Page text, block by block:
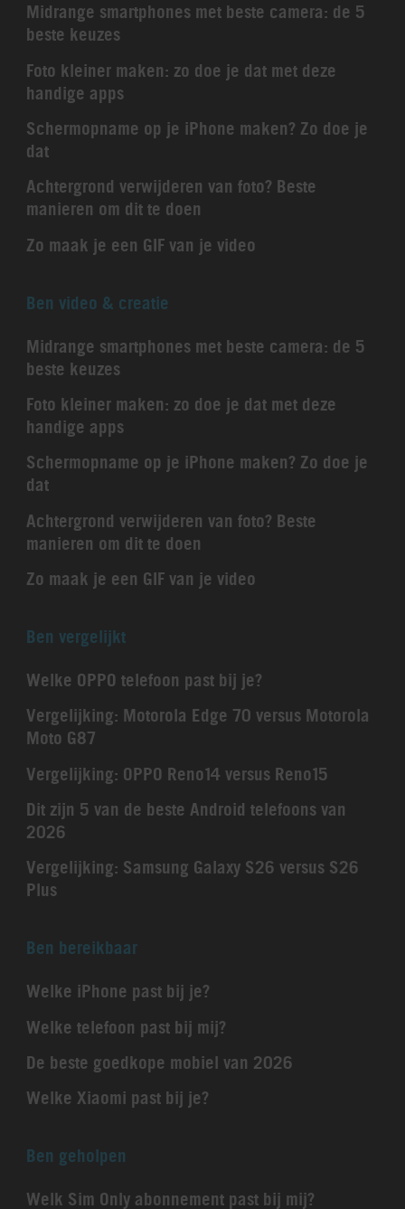
Midrange smartphones met beste camera: de 5
beste keuzes
Foto kleiner maken: zo doe je dat met deze
handige apps
Schermopname op je iPhone maken? Zo doe je
dat
Achtergrond verwijderen van foto? Beste
manieren om dit te doen
Zo maak je een GIF van je video
Ben video & creatie
Midrange smartphones met beste camera: de 5
beste keuzes
Foto kleiner maken: zo doe je dat met deze
handige apps
Schermopname op je iPhone maken? Zo doe je
dat
Achtergrond verwijderen van foto? Beste
manieren om dit te doen
Zo maak je een GIF van je video
Ben vergelijkt
Welke OPPO telefoon past bij je?
Vergelijking: Motorola Edge 70 versus Motorola
Moto G87
Vergelijking: OPPO Reno14 versus Reno15
Dit zijn 5 van de beste Android telefoons van
2026
Vergelijking: Samsung Galaxy S26 versus S26
Plus
Ben bereikbaar
Welke iPhone past bij je?
Welke telefoon past bij mij?
De beste goedkope mobiel van 2026
Welke Xiaomi past bij je?
Ben geholpen
Welk Sim Only abonnement past bij mij?